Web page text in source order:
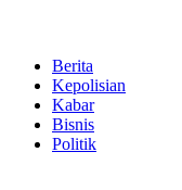
Berita
Kepolisian
Kabar
Bisnis
Politik